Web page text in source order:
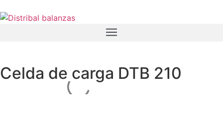
Celda de carga DTB 210